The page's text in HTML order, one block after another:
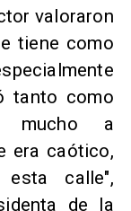
valoraron
tiene como
tanto como
mucho a
era caótico,
calle",
de la